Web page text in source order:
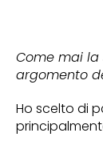
Come mai la
argomento
Ho scelto di